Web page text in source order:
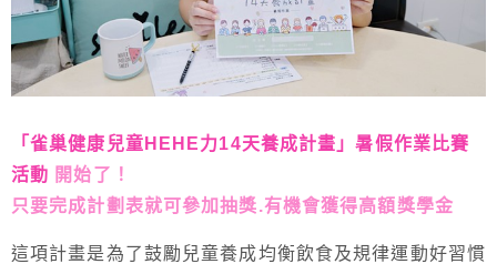
「雀巢健康兒童HEHE力14天養成計畫」暑假作業比賽
活動 開始了！
只要完成計劃表就可參加抽獎.有機會獲得高額獎學金
這項計畫是為了鼓勵兒童養成均衡飲食及規律運動好習慣